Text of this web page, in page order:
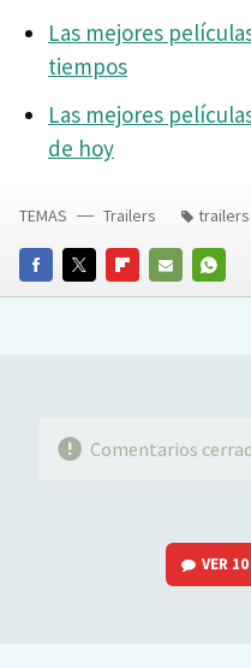
Las mejores
tiempos
Las mejores
de hoy
FACEBOOKTWITTERFLIPBOARD
E-
TEMAS Trailers
Comentarios
VER